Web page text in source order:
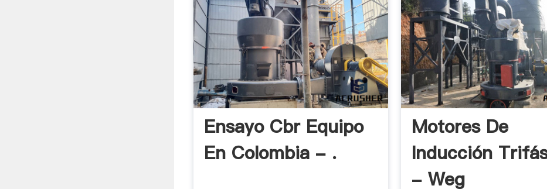
Ensayo Cbr Equipo
En Colombia - .
Motores De
Inducción
- Weg